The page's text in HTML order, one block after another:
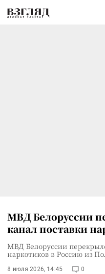
МВД Белоруссии
канал поставки
МВД Белоруссии
наркотиков в Россию из
8 июля 2026, 14:45 0